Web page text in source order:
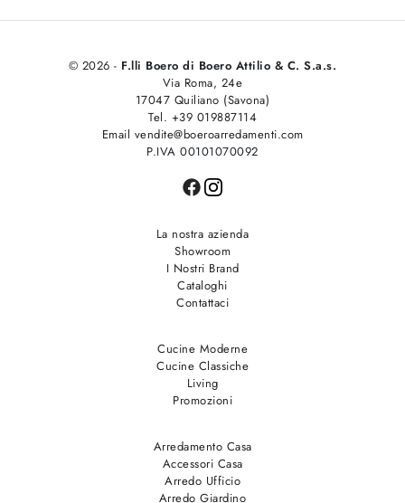
© 2026 - F.lli Boero di Boero Attilio & C. S.a.s.
Via Roma, 24e
17047 Quiliano (Savona)
Tel. +39 019887114
Email vendite@boeroarredamenti.com
P.IVA 00101070092
La nostra azienda
Showroom
I Nostri Brand
Cataloghi
Contattaci
Cucine Moderne
Cucine Classiche
Living
Promozioni
Arredamento Casa
Accessori Casa
Arredo Ufficio
Arredo Giardino